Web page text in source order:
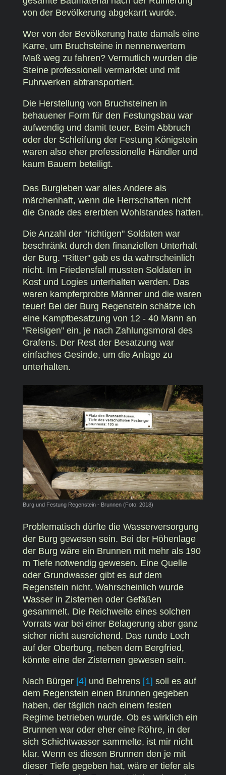
von der Bevölkerung abgekarrt wurde.
Wer von der Bevölkerung hatte damals eine
Karre, um Bruchsteine in nennenwertem
Maß weg zu fahren? Vermutlich wurden die
Steine professionell vermarktet und mit
Fuhrwerken abtransportiert.
Die Herstellung von Bruchsteinen in
behauener Form für den Festungsbau war
aufwendig und damit teuer. Beim Abbruch
oder der Schleifung der Festung Königstein
waren also eher professionelle Händler und
kaum Bauern beteiligt.
Das Burgleben war alles Andere als
märchenhaft, wenn die Herrschaften nicht
die Gnade des ererbten Wohlstandes hatten.
Die Anzahl der "richtigen" Soldaten war
beschränkt durch den finanziellen Unterhalt
der Burg. "Ritter" gab es da wahrscheinlich
nicht. Im Friedensfall mussten Soldaten in
Kost und Logies unterhalten werden. Das
waren kampferprobte Männer und die waren
teuer! Bei der Burg Regenstein schätze ich
eine Kampfbesatzung von 12 - 40 Mann an
"Reisigen" ein, je nach Zahlungsmoral des
Grafens. Der Rest der Besatzung war
einfaches Gesinde, um die Anlage zu
unterhalten.
Burg und Festung Regenstein - Brunnen (Foto: 2018)
Problematisch dürfte die Wasserversorgung
der Burg gewesen sein. Bei der Höhenlage
der Burg wäre ein Brunnen mit mehr als 190
m Tiefe notwendig gewesen. Eine Quelle
oder Grundwasser gibt es auf dem
Regenstein nicht. Wahrscheinlich wurde
Wasser in Zisternen oder Gefäßen
gesammelt. Die Reichweite eines solchen
Vorrats war bei einer Belagerung aber ganz
sicher nicht ausreichend. Das runde Loch
auf der Oberburg, neben dem Bergfried,
könnte eine der Zisternen gewesen sein.
Nach Bürger [4] und Behrens [1] soll es auf
dem Regenstein einen Brunnen gegeben
haben, der täglich nach einem festen
Regime betrieben wurde. Ob es wirklich ein
Brunnen war oder eher eine Röhre, in der
sich Schichtwasser sammelte, ist mir nicht
klar. Wenn es diesen Brunnen den je mit
dieser Tiefe gegeben hat, wäre er tiefer als